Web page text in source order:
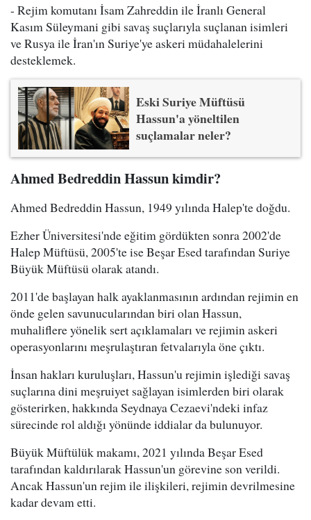
- Rejim komutanı İsam Zahreddin ile İranlı General
Kasım Süleymani gibi savaş suçlarıyla suçlanan isimleri
ve Rusya ile İran'ın Suriye'ye askeri müdahalelerini
desteklemek.
Eski Suriye Müftüsü
Hassun'a yöneltilen
suçlamalar neler?
Ahmed Bedreddin Hassun kimdir?
Ahmed Bedreddin Hassun, 1949 yılında Halep'te doğdu.
Ezher Üniversitesi'nde eğitim gördükten sonra 2002'de
Halep Müftüsü, 2005'te ise Beşar Esed tarafından Suriye
Büyük Müftüsü olarak atandı.
2011'de başlayan halk ayaklanmasının ardından rejimin en
önde gelen savunucularından biri olan Hassun,
muhaliflere yönelik sert açıklamaları ve rejimin askeri
operasyonlarını meşrulaştıran fetvalarıyla öne çıktı.
İnsan hakları kuruluşları, Hassun'u rejimin işlediği savaş
suçlarına dini meşruiyet sağlayan isimlerden biri olarak
gösterirken, hakkında Seydnaya Cezaevi'ndeki infaz
sürecinde rol aldığı yönünde iddialar da bulunuyor.
Büyük Müftülük makamı, 2021 yılında Beşar Esed
tarafından kaldırılarak Hassun'un görevine son verildi.
Ancak Hassun'un rejim ile ilişkileri, rejimin devrilmesine
kadar devam etti.